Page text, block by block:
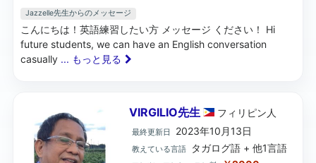
Jazzelle先生からのメッセージ
こんにちは！英語練習したい方 メッセージ ください！ Hi
future students, we can have an English conversation
casually ... もっと見る
VIRGILIO先生 フィリピン 人
最終更新日 2023年10月13日
教えている言語 タガログ語 + 他1言語